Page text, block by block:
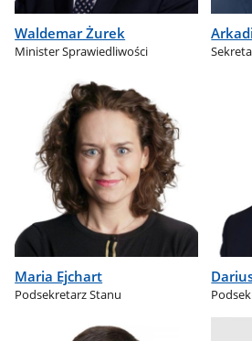
Waldemar Żurek
Minister Sprawiedliwości
Maria Ejchart
Podsekretarz Stanu